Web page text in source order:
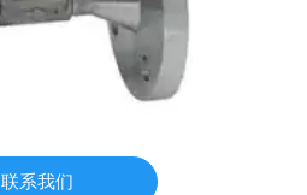
联系我们